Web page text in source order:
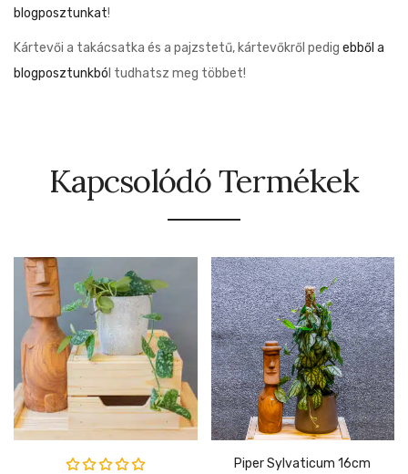
blogposztunkat!
Kártevői a takácsatka és a pajzstetű, kártevőkről pedig ebből a
blogposztunkbó l tudhatsz meg többet!
Kapcsolódó Termékek
Piper Sylvaticum 16cm